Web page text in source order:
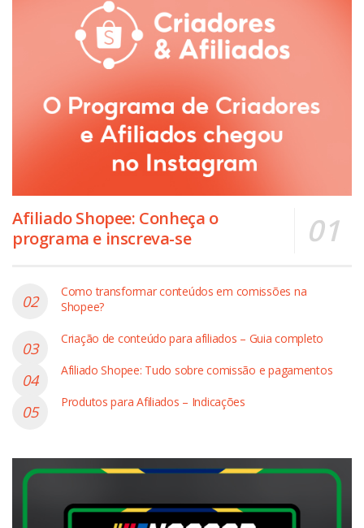
Afiliado Shopee: Conheça o
programa e inscreva-se
Como transformar conteúdos em comissões na
Shopee?
Criação de conteúdo para afiliados – Guia completo
Afiliado Shopee: Tudo sobre comissão e pagamentos
Produtos para Afiliados – Indicações